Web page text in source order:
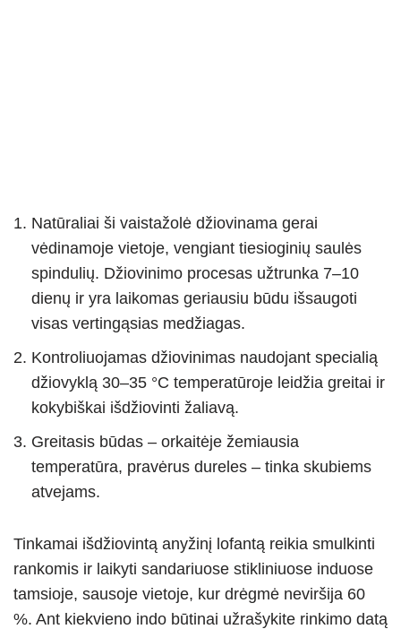
Natūraliai ši vaistažolė džiovinama gerai
vėdinamoje vietoje, vengiant tiesioginių saulės
spindulių. Džiovinimo procesas užtrunka 7–10
dienų ir yra laikomas geriausiu būdu išsaugoti
visas vertingąsias medžiagas.
Kontroliuojamas džiovinimas naudojant specialią
džiovyklą 30–35 °C temperatūroje leidžia greitai ir
kokybiškai išdžiovinti žaliavą.
Greitasis būdas – orkaitėje žemiausia
temperatūra, pravėrus dureles – tinka skubiems
atvejams.
Tinkamai išdžiovintą anyžinį lofantą reikia smulkinti
rankomis ir laikyti sandariuose stikliniuose induose
tamsioje, sausoje vietoje, kur drėgmė neviršija 60
%. Ant kiekvieno indo būtinai užrašykite rinkimo datą